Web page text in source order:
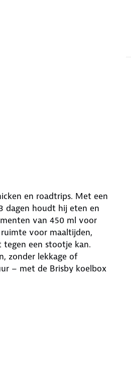
en roadtrips. Met een
dagen houdt hij eten en
van 450 ml voor
voor maaltijden,
tegen een stootje kan.
zonder lekkage of
– met de Brisby koelbox